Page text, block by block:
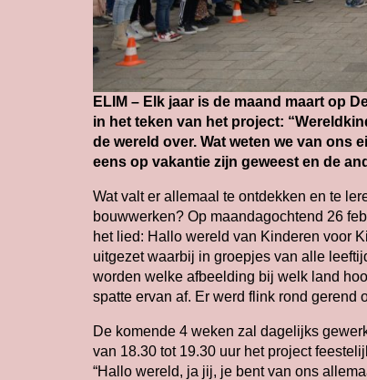
ELIM – Elk jaar is de maand maart op
in het teken van het project:
de wereld over. Wat weten we van ons
eens op vakantie zijn geweest en de
Wat valt er allemaal te ontdekken en te
bouwwerken? Op maandagochtend 26
het lied: Hallo wereld van Kinderen voor
uitgezet waarbij in groepjes van alle
worden welke afbeelding bij welk land
spatte ervan af. Er werd flink rond gerend
De komende 4 weken zal dagelijks
van 18.30 tot 19.30 uur het project
“Hallo wereld, ja jij, je bent van ons